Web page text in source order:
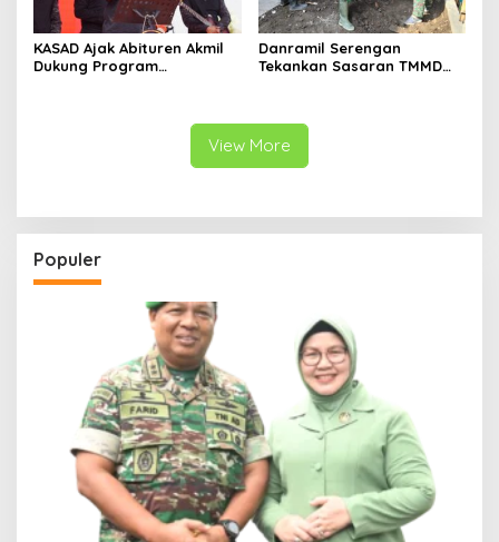
KASAD Ajak Abituren Akmil
Dukung Program
Danramil Serengan
Tekankan Sasaran TMMD
View More
Populer